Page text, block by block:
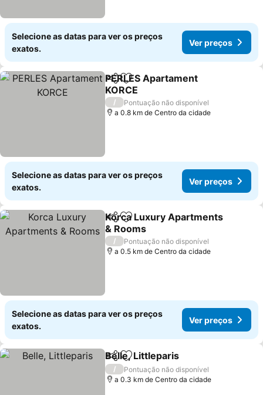
Selecione as datas para ver os preços
exatos.
Ver preços
PartilharAdicionar aos favoritos
PERLES Apartament
KORCE
Ver preços
/
Pontuação não disponível
a 0.8 km de Centro da cidade
Selecione as datas para ver os preços
exatos.
Ver preços
PartilharAdicionar aos favoritos
Korca Luxury Apartments
& Rooms
Ver preços
/
Pontuação não disponível
a 0.5 km de Centro da cidade
Selecione as datas para ver os preços
exatos.
Ver preços
PartilharAdicionar aos favoritos
Belle, Littleparis
/
Pontuação não disponível
a 0.3 km de Centro da cidade